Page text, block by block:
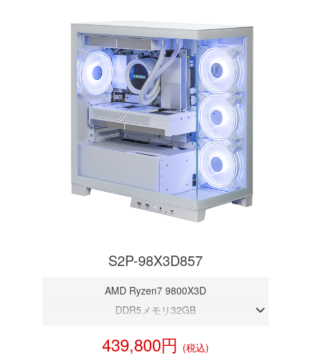
S2P-98X3D857
AMD Ryzen7 9800X3D
DDR5メモリ32GB
NVMeSSD 1TB
439,800円 (税込)